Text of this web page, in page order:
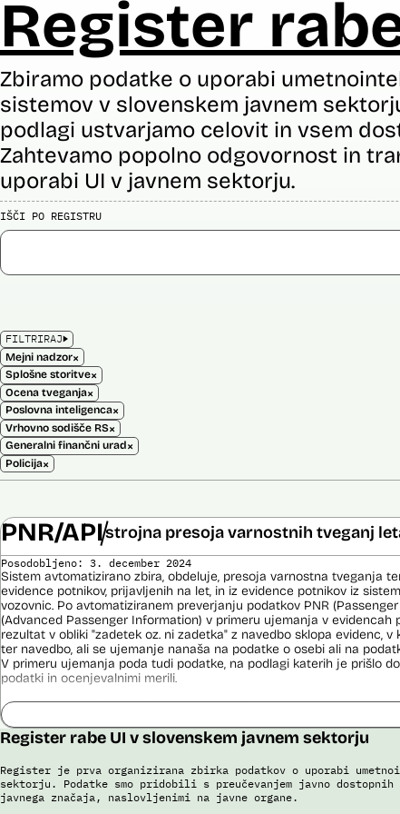
Register
Zbiramo podatke o uporabi
sistemov v slovenskem javnem
podlagi ustvarjamo celovit in vsem
Zahtevamo popolno odgovornost in
uporabi UI v javnem sektorju.
IŠČI PO REGISTRU
FILTRIRAJ
Mejni nadzor×
Splošne storitve×
Ocena tveganja×
Poslovna inteligenca×
Vrhovno sodišče RS×
Generalni finančni urad×
Policija×
PNR/APIstrojna presoja varnostnih tveganj
Posodobljeno: 3. december 2024
Sistem avtomatizirano zbira, obdeluje, presoja varnostna tveganja
evidence potnikov, prijavljenih na let, in iz evidence potnikov iz
vozovnic. Po avtomatiziranem preverjanju podatkov PNR
(Advanced Passenger Information) v primeru ujemanja v evidencah
rezultat v obliki "zadetek oz. ni zadetka" z navedbo sklopa evidenc,
ter navedbo, ali se ujemanje nanaša na podatke o osebi ali na
V primeru ujemanja poda tudi podatke, na podlagi katerih je prišlo
podatki in ocenjevalnimi merili.
Ocenjevalna merila so oblikovana z analitično obdelavo podatkov,
indikatorji tveganja, ki predstavljajo posamezne podatke, za katere
ugotovljeno, da predstavljajo specifične potovalne vzorce storilcev
kaznivih dejanj oziroma njihovih žrtev ter zato omogočajo
pristojnih organov na takšne osebe. Nacionalna enota za informacije
utemeljene razloge v posamičnem primeru posreduje podatke
oziroma podatke potnikov iz sistema rezervacij letalskih vozovnic
obdelave drugim enotam policije.
Register rabe UI v slovenskem javnem sektorju
Register je prva organizirana zbirka podatkov o uporabi
sektorju. Podatke smo pridobili s preučevanjem javno
javnega značaja, naslovljenimi na javne organe.